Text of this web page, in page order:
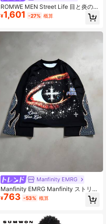
ROMWE MEN Street Life 目と炎のラ
ウンドラインストーンパターン付き
ビッグサイズ ロングTシャツ ブラッ
¥1,601 -27% 概算
Manfinity EMRG
Manfinity EMRG Manfinity ストリー
トラッシュ メンズ ビンテージ ダメ
ージ加工 アイグラフィック オーバー
ツ、ブラック、秋
¥763 -53% 概算